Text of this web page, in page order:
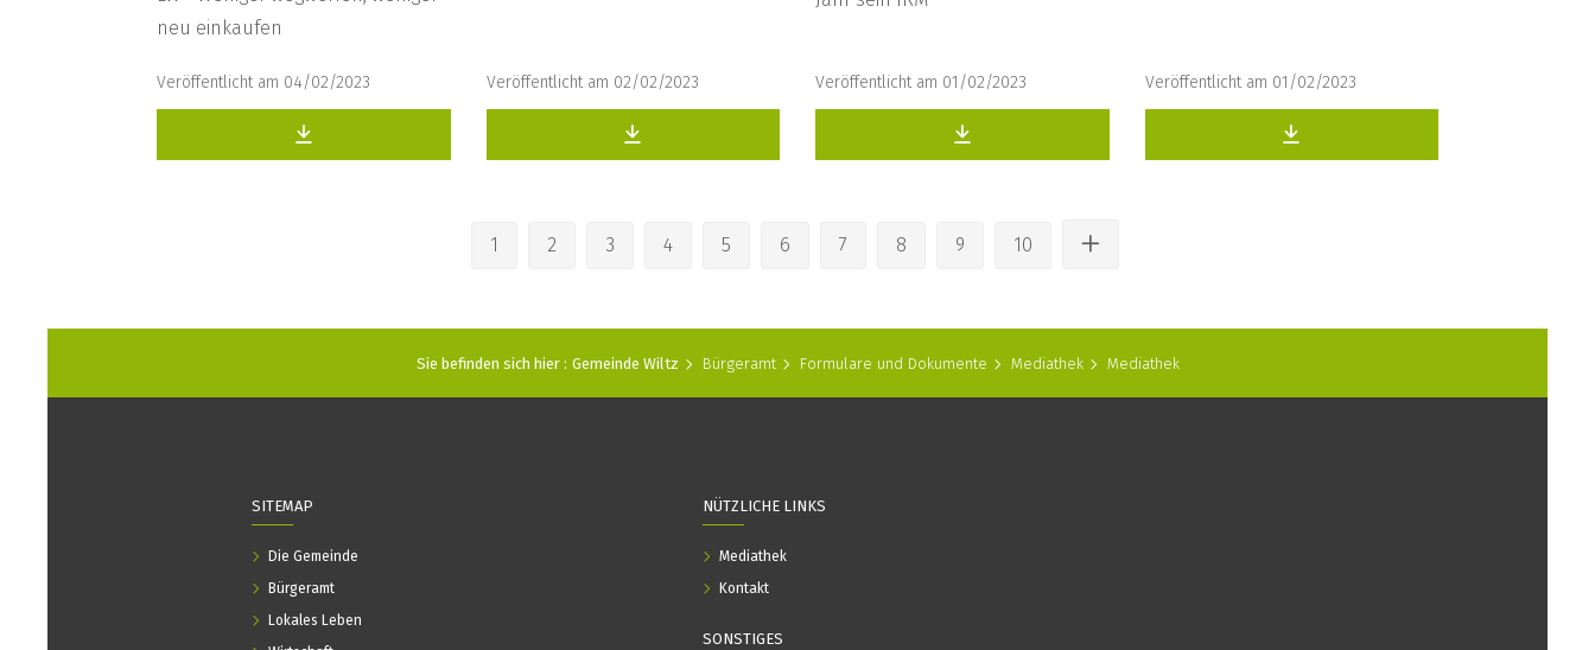
neu einkaufen
Veröffentlicht am 04/02/2023 Veröffentlicht am 02/02/2023 Veröffentlicht am 01/02/2023 Veröffentlicht am 01/02/2023
1 2 3 4 5 6 7 8 9 10
Sie befinden sich hier : Gemeinde Wiltz Bürgeramt Formulare und Dokumente Mediathek Mediathek
SITEMAP
Die Gemeinde
Bürgeramt
Lokales Leben
NÜTZLICHE LINKS
Mediathek
Kontakt
SONSTIGES